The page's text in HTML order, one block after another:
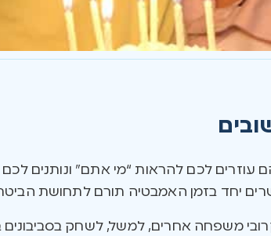
עוזרים לכם להראות “מי אתם” ונותנים
יחד בזמן האמבטיה תורם לתחושת
משפחה אחרים, למשל, לשחק בסביבונים